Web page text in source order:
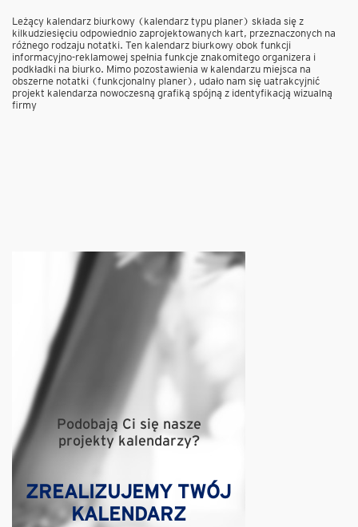
Leżący kalendarz biurkowy (kalendarz typu planer) składa się z
kilkudziesięciu odpowiednio zaprojektowanych kart, przeznaczonych na
różnego rodzaju notatki. Ten kalendarz biurkowy obok funkcji
informacyjno-reklamowej spełnia funkcje znakomitego organizera i
podkładki na biurko. Mimo pozostawienia w kalendarzu miejsca na
obszerne notatki (funkcjonalny planer), udało nam się uatrakcyjnić
projekt kalendarza nowoczesną grafiką spójną z identyfikacją wizualną
firmy
Podobają Ci się nasze
projekty kalendarzy?
ZREALIZUJEMY TWÓJ
KALENDARZ